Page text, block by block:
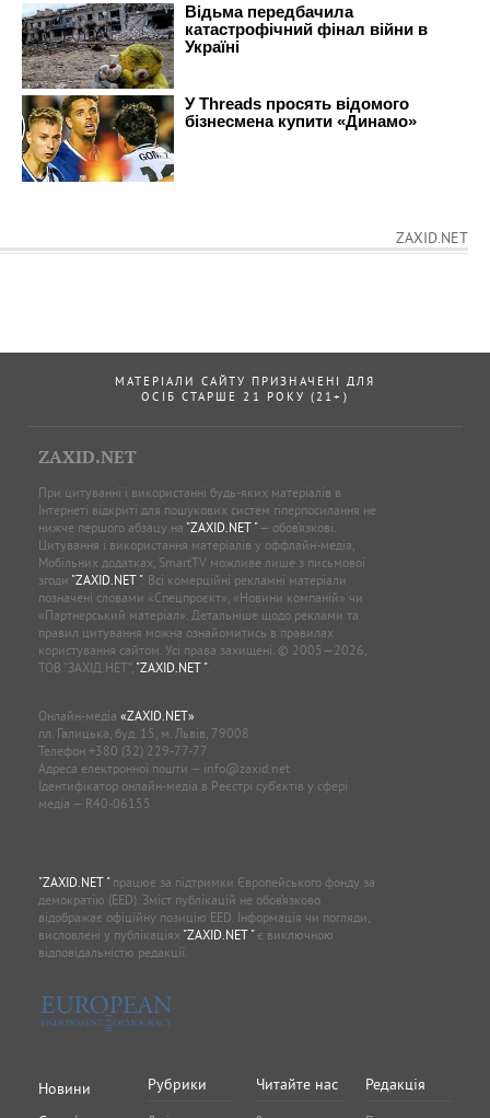
ZAXID.NET
МАТЕРІАЛИ САЙТУ ПРИЗНАЧЕНІ ДЛЯ
ОСІБ СТАРШЕ 21 РОКУ (21+)
ZAXID.NET
При цитуванні і використанні будь-яких матеріалів в
Інтернеті відкриті для пошукових систем гіперпосилання не
нижче першого абзацу на "ZAXID.NET "— обов’язкові.
Цитування і використання матеріалів у оффлайн-медіа,
Мобільних додатках, SmartTV можливе лише з письмової
згоди "ZAXID.NET ". Всі комерційні рекламні матеріали
позначені словами «Спецпроєкт», «Новини компаній» чи
«Партнерський матеріал». Детальніше щодо реклами та
правил цитування можна ознайомитись в правилах
користування сайтом. Усі права захищені. © 2005—2026,
ТОВ “ЗАХІД.НЕТ”, "ZAXID.NET ".
Онлайн-медіа «ZAXID.NET»
пл. Галицька, буд. 15, м. Львів, 79008
Телефон +380 (32) 229-77-77
Адреса електронної пошти — info@zaxid.net
Ідентифікатор онлайн-медіа в Реєстрі суб'єктів у сфері
медіа — R40-06155
"ZAXID.NET "працює за підтримки Європейського фонду за
демократію (EED). Зміст публікацій не обов’язково
відображає офіційну позицію EED. Інформація чи погляди,
висловлені у публікаціях "ZAXID.NET "є виключною
відповідальністю редакції.
Новини
Рубрики Читайте нас Редакція